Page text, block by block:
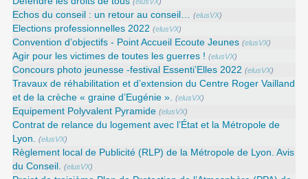
(elusVX)
Echos du conseil : un retour au conseil… (elusVX)
Elections professionnelles 2022 (elusVX)
Convention d’objectifs - Point Accueil Ecoute Jeunes (elusVX)
Agir pour les victimes de toutes les guerres ! (elusVX)
Concours photo jeunesse -festival Essenti’Elles 2022 (elusVX)
Travaux de réhabilitation et d’extension du Centre Roger Vailland
et de la crèche « graine d’Eugénie ». (elusVX)
Equipement Polyvalent Pyramide (elusVX)
Contrat de relance du logement avec l’État et la Métropole de
Lyon. (elusVX)
Règlement local de Publicité (RLP) de la Métropole de Lyon. Avis
du Conseil. (elusVX)